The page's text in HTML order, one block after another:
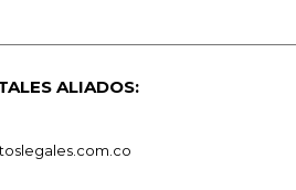
ALIADOS: